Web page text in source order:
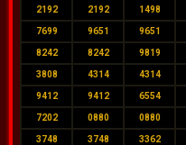
2192 2192 1498
7699 9651 9651
8242 8242 9819
3808 4314 4314
9412 9412 6554
7202 0880 0880
3748 3748 3362